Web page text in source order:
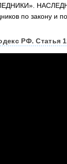
по закону и
РФ. Статья